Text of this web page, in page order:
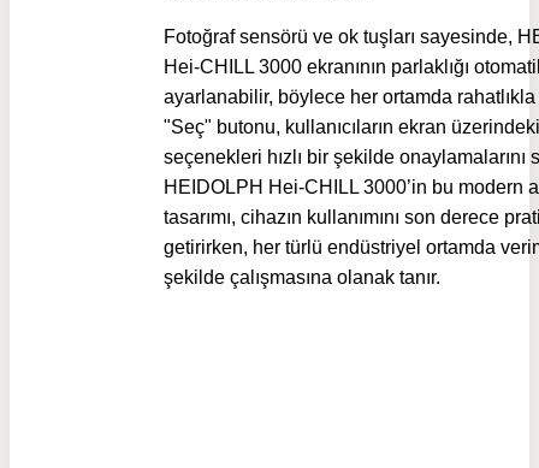
Fotoğraf sensörü ve ok tuşları sayesinde,
Hei-CHILL 3000 ekranının parlaklığı
ayarlanabilir, böylece her ortamda
"Seç" butonu, kullanıcıların ekran üzerindeki
seçenekleri hızlı bir şekilde onaylamalarını
HEIDOLPH Hei-CHILL 3000’in bu modern
tasarımı, cihazın kullanımını son derece
getirirken, her türlü endüstriyel ortamda
şekilde çalışmasına olanak tanır.